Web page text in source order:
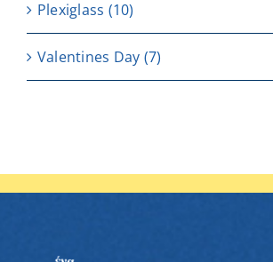
Plexiglass (10)
Valentines Day (7)